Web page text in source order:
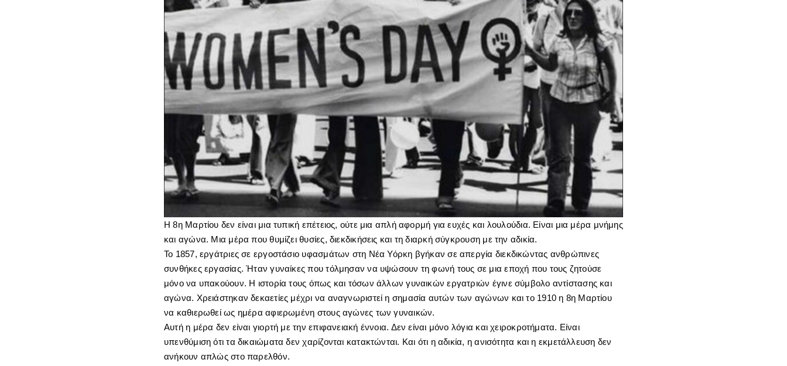
Η 8η Μαρτίου δεν είναι μια τυπική επέτειος, ούτε μια απλή αφορμή για ευχές και λουλούδια. Είναι μια μέρα μνήμης
και αγώνα. Μια μέρα που θυμίζει θυσίες, διεκδικήσεις και τη διαρκή σύγκρουση με την αδικία.
Το 1857, εργάτριες σε εργοστάσιο υφασμάτων στη Νέα Υόρκη βγήκαν σε απεργία διεκδικώντας ανθρώπινες
συνθήκες εργασίας. Ήταν γυναίκες που τόλμησαν να υψώσουν τη φωνή τους σε μια εποχή που τους ζητούσε
μόνο να υπακούουν. Η ιστορία τους όπως και τόσων άλλων γυναικών εργατριών έγινε σύμβολο αντίστασης και
αγώνα. Χρειάστηκαν δεκαετίες μέχρι να αναγνωριστεί η σημασία αυτών των αγώνων και το 1910 η 8η Μαρτίου
να καθιερωθεί ως ημέρα αφιερωμένη στους αγώνες των γυναικών.
Αυτή η μέρα δεν είναι γιορτή με την επιφανειακή έννοια. Δεν είναι μόνο λόγια και χειροκροτήματα. Είναι
υπενθύμιση ότι τα δικαιώματα δεν χαρίζονται κατακτώνται. Και ότι η αδικία, η ανισότητα και η εκμετάλλευση δεν
ανήκουν απλώς στο παρελθόν.